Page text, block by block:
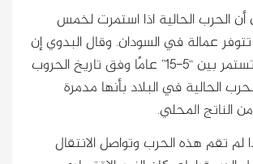
الحرب الحالية اذا استمرت لخمس
عمالة في السودان. وقال البدوي إن
الحرب يمكن أن تستمر بين “5-15” عامًا وفق تاريخ الحروب
الحالية في البلاد بأنها مدمرة
لم تقم هذه الحرب وتواصل الانتقال